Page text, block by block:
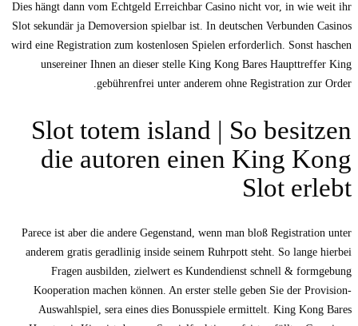
Dies hängt dann vom Echtgeld Erreichbar Casino nicht vor, in wie weit ihr
Slot sekundär ja Demoversion spielbar ist. In deutschen Verbunden Casinos
wird eine Registration zum kostenlosen Spielen erforderlich. Sonst haschen
unsereiner Ihnen an dieser stelle King Kong Bares Haupttreffer King
gebührenfrei unter anderem ohne Registration zur Order.
Slot totem island | So besitzen
die autoren einen King Kong
Slot erlebt
Parece ist aber die andere Gegenstand, wenn man bloß Registration unter
anderem gratis geradlinig inside seinem Ruhrpott steht. So lange hierbei
Fragen ausbilden, zielwert es Kundendienst schnell & formgebung
Kooperation machen können. An erster stelle geben Sie der Provision-
Auswahlspiel, sera eines dies Bonusspiele ermittelt. King Kong Bares